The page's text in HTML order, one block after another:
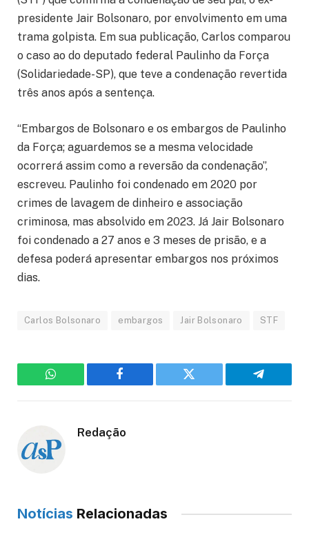
presidente Jair Bolsonaro, por envolvimento em uma
trama golpista. Em sua publicação, Carlos comparou
o caso ao do deputado federal Paulinho da Força
(Solidariedade-SP), que teve a condenação revertida
três anos após a sentença.
“Embargos de Bolsonaro e os embargos de Paulinho
da Força; aguardemos se a mesma velocidade
ocorrerá assim como a reversão da condenação”,
escreveu. Paulinho foi condenado em 2020 por
crimes de lavagem de dinheiro e associação
criminosa, mas absolvido em 2023. Já Jair Bolsonaro
foi condenado a 27 anos e 3 meses de prisão, e a
defesa poderá apresentar embargos nos próximos
dias.
Carlos Bolsonaro embargos Jair Bolsonaro STF
WhatsApp Facebook Twitter Telegram
Redação
Notícias Relacionadas